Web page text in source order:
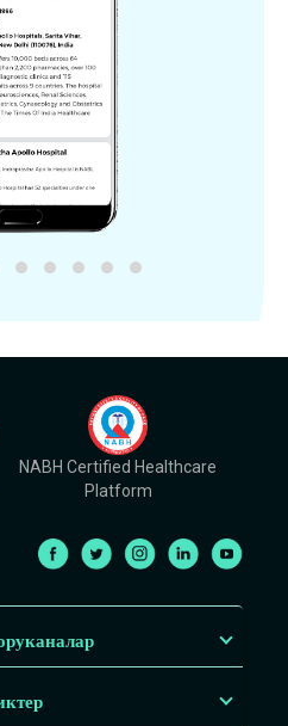
NABH Certified Healthcare
Platform